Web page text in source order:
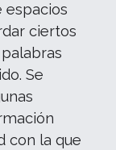
espacios
ciertos
Se
con la que